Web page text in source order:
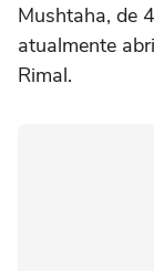
Mushtaha, de
atualmente
Rimal.